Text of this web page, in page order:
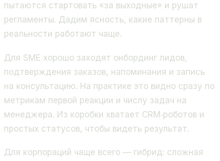
пытаются стартовать «за выходные» и рушат
регламенты. Дадим ясность, какие паттерны в
реальности работают чаще.
Для SME хорошо заходят онбординг лидов,
подтверждения заказов, напоминания и запись
на консультацию. На практике это видно сразу по
метрикам первой реакции и числу задач на
менеджера. Из коробки хватает CRM‑роботов и
простых статусов, чтобы видеть результат.
Для корпораций чаще всего — гибрид: сложная